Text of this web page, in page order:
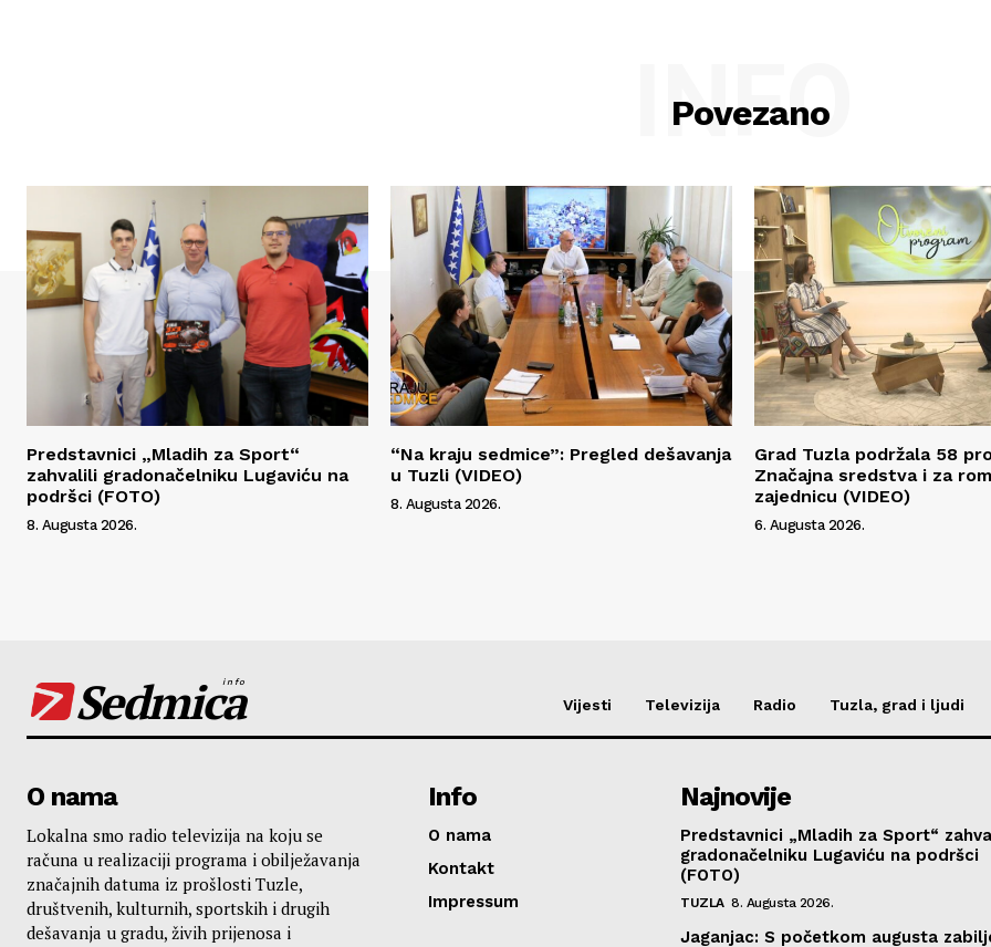
Povezano
INFO
Predstavnici „Mladih za Sport“
zahvalili gradonačelniku Lugaviću na
podršci (FOTO)
8. Augusta 2026.
“Na kraju sedmice”: Pregled dešavanja
u Tuzli (VIDEO)
8. Augusta 2026.
Grad Tuzla podržala 58
Značajna sredstva i za
zajednicu (VIDEO)
6. Augusta 2026.
Sedmica
info
Vijesti Televizija Radio Tuzla, grad i ljudi
O nama
Lokalna smo radio televizija na koju se
računa u realizaciji programa i obilježavanja
značajnih datuma iz prošlosti Tuzle,
društvenih, kulturnih, sportskih i drugih
dešavanja u gradu, živih prijenosa i
Info
O nama
Kontakt
Impressum
Najnovije
Predstavnici „Mladih za Sport“
gradonačelniku Lugaviću na podršci
(FOTO)
TUZLA 8. Augusta 2026.
Jaganjac: S početkom augusta